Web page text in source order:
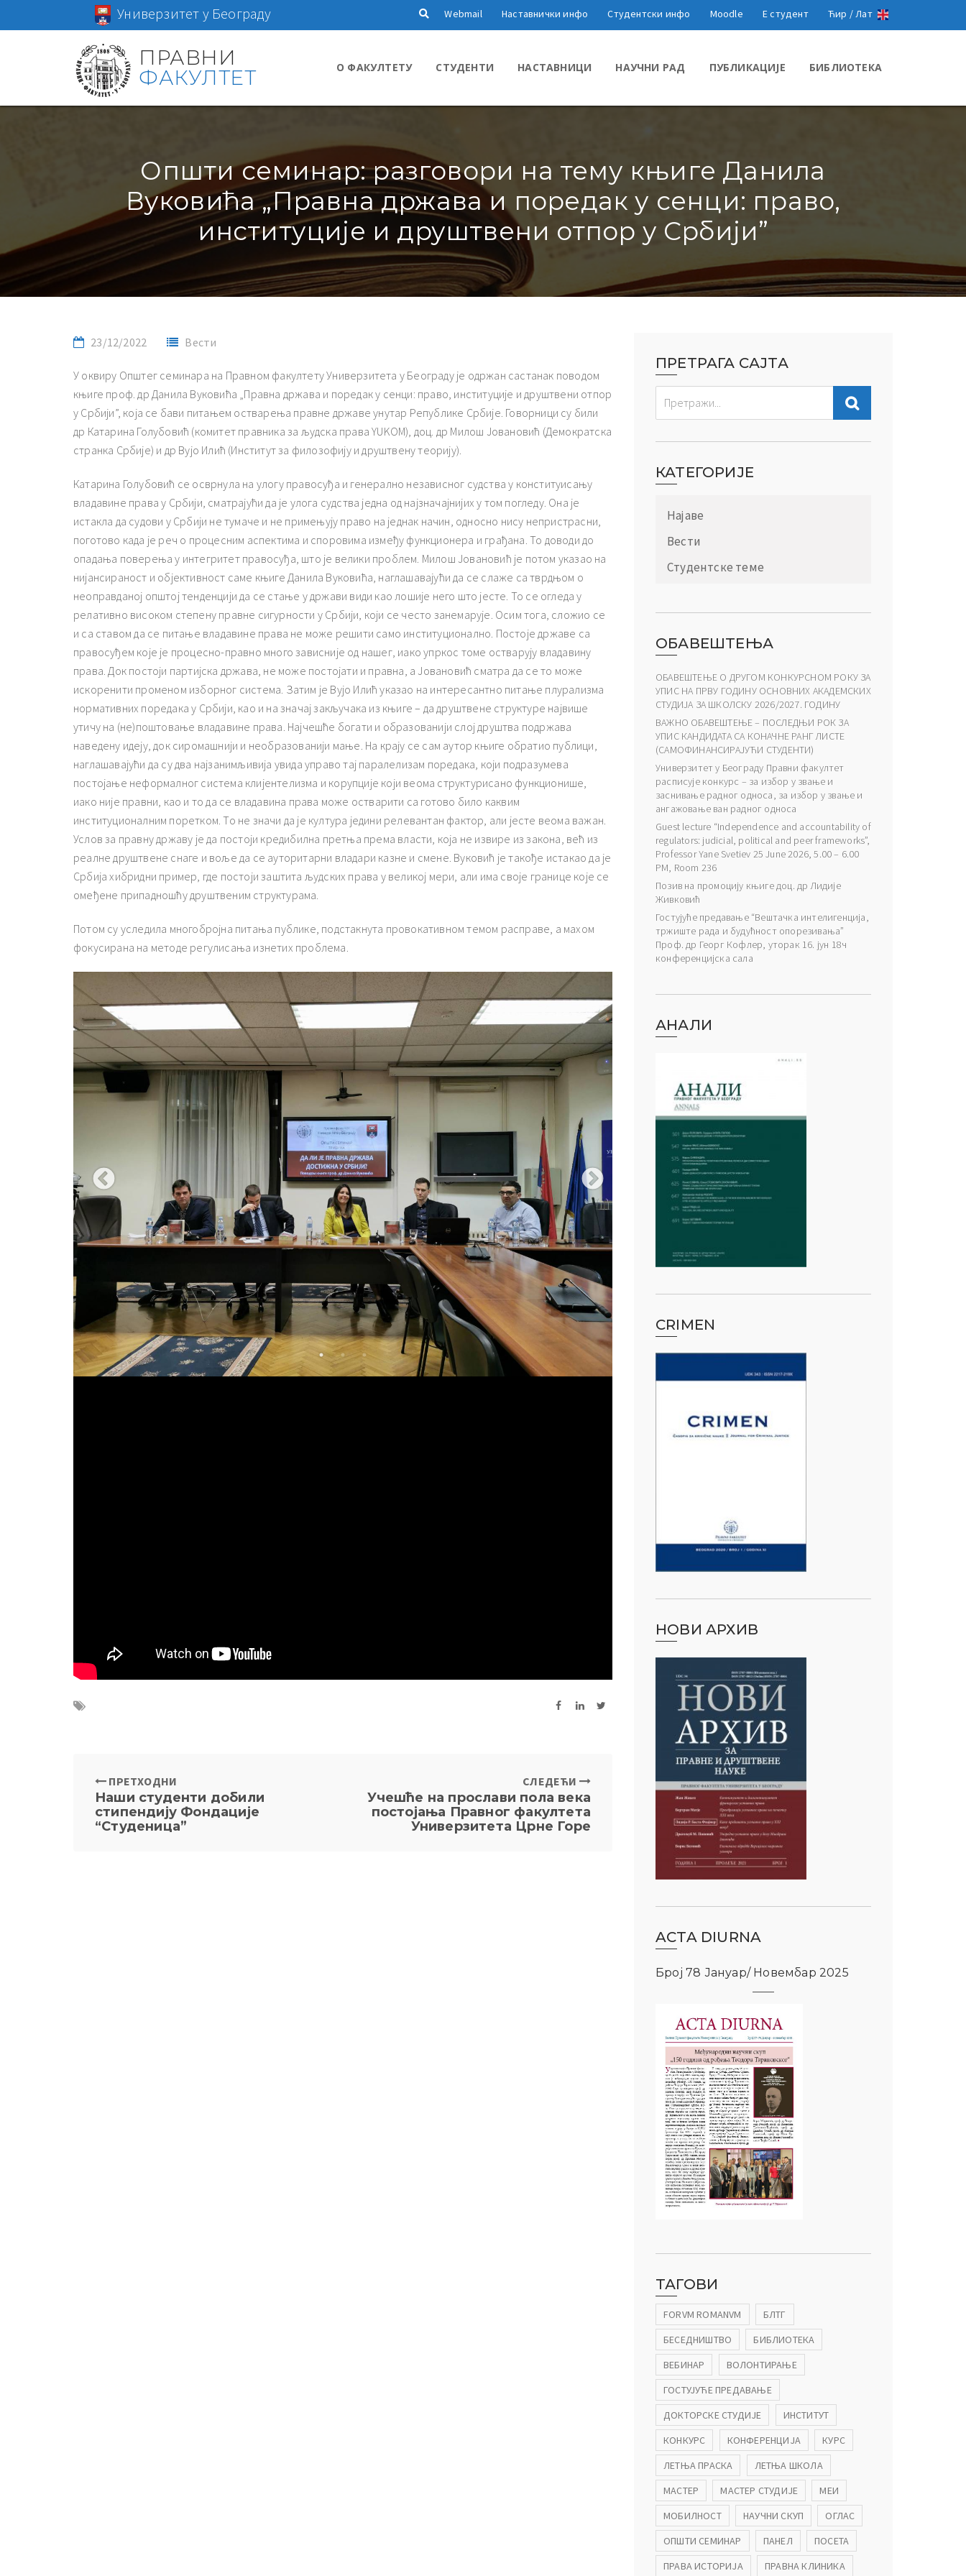
Универзитет у Београду Webmail Наставнички инфо Студентски инфо Moodle Е студент Ћир /Лат
ПРАВНИ
ФАКУЛТЕТ
О ФАКУЛТЕТУ СТУДЕНТИ НАСТАВНИЦИ НАУЧНИ РАД ПУБЛИКАЦИЈЕ БИБЛИОТЕКА
Општи семинар: разговори на тему књиге Данила
Вуковића „Правна држава и поредак у сенци: право,
институције и друштвени отпор у Србији”
23/12/2022 Вести
У оквиру Општег семинара на Правном факултету Универзитета у Београду је одржан састанак поводом
књиге проф. др Данила Вуковића „Правна држава и поредак у сенци: право, институције и друштвени отпор
у Србији”, која се бави питањем остварења правне државе унутар Републике Србије. Говорници су били
др Катарина Голубовић (комитет правника за људска права YUKOM), доц. др Милош Јовановић (Демократска
странка Србије) и др Вујо Илић (Институт за филозофију и друштвену теорију).
Катарина Голубовић се осврнула на улогу правосуђа и генерално независног судства у конституисању
владавине права у Србији, сматрајући да је улога судства једна од најзначајнијих у том погледу. Она је
истакла да судови у Србији не тумаче и не примењују право на једнак начин, односно нису непристрасни,
поготово када је реч о процесним аспектима и споровима између функционера и грађана. То доводи до
опадања поверења у интегритет правосуђа, што је велики проблем. Милош Јовановић је потом указао на
нијансираност и објективност саме књиге Данила Вуковића, наглашавајући да се слаже са тврдњом о
неоправданој општој тенденцији да се стање у држави види као лошије него што јесте. То се огледа у
релативно високом степену правне сигурности у Србији, који се често занемарује. Осим тога, сложио се
и са ставом да се питање владавине права не може решити само институционално. Постоје државе са
правосуђем које је процесно-правно много зависније од нашег, иако упркос томе остварују владавину
права. Док постоји партијска држава, не може постојати и правна, а Јовановић сматра да се то може
искоренити променом изборног система. Затим је Вујо Илић указао на интересантно питање плурализма
нормативних поредака у Србији, као и на значај закључака из књиге – да друштвене структуре највише
утичу на (не)поштовање владавине права. Најчешће богати и образованији слој друштва подржава
наведену идеју, док сиромашнији и необразованији мање. На крају се сам аутор књиге обратио публици,
наглашавајући да су два најзанимљивија увида управо тај паралелизам поредака, који подразумева
постојање неформалног система клијентелизма и корупције који веома структурисано функционише,
иако није правни, као и то да се владавина права може остварити са готово било каквим
институционалним поретком. То не значи да је култура једини релевантан фактор, али јесте веома важан.
Услов за правну државу је да постоји кредибилна претња према власти, која не извире из закона, већ из
реалне друштвене снаге и воље да се ауторитарни владари казне и смене. Вуковић је такође истакао да је
Србија хибридни пример, где постоји заштита људских права у великој мери, али има своје границе које се
омеђене припадношћу друштвеним структурама.
Потом су уследила многобројна питања публике, подстакнута провокативном темом расправе, а махом
фокусирана на методе регулисања изнетих проблема.
ПРЕТХОДНИ
Наши студенти добили
стипендију Фондације
“Студеница”
СЛЕДЕЋИ
Учешће на прослави пола века
постојања Правног факултета
Универзитета Црне Горе
ПРЕТРАГА САЈТА
КАТЕГОРИЈЕ
Најаве
Вести
Студентске теме
ОБАВЕШТЕЊА
ОБАВЕШТЕЊЕ О ДРУГОМ КОНКУРСНОМ РОКУ ЗА
УПИС НА ПРВУ ГОДИНУ ОСНОВНИХ АКАДЕМСКИХ
СТУДИЈА ЗА ШКОЛСКУ 2026/2027. ГОДИНУ
ВАЖНО ОБАВЕШТЕЊЕ – ПОСЛЕДЊИ РОК ЗА
УПИС КАНДИДАТА СА КОНАЧНЕ РАНГ ЛИСТЕ
(САМОФИНАНСИРАЈУЋИ СТУДЕНТИ)
Универзитет у Београду Правни факултет
расписује конкурс – за избор у звање и
заснивање радног односа, за избор у звање и
ангажовање ван радног односа
Guest lecture “Independence and accountability of
regulators: judicial, political and peer frameworks”,
Professor Yane Svetiev 25 June 2026, 5.00 – 6.00
PM, Room 236
Позив на промоцију књиге доц. др Лидије
Живковић
Гостујуће предавање “Вештачка интелигенција,
тржиште рада и будућност опорезивања”
Проф. др Георг Кофлер, уторак 16. јун 18ч
конференцијска сала
АНАЛИ
CRIMEN
НОВИ АРХИВ
ACTA DIURNA
Број 78 Јануар/ Новембар 2025
ТАГОВИ
FORVM ROMANVM
БЛТГ
БЕСЕДНИШТВО
БИБЛИОТЕКА
ВЕБИНАР
ВОЛОНТИРАЊЕ
ГОСТУЈУЋЕ ПРЕДАВАЊЕ
ДОКТОРСКЕ СТУДИЈЕ
ИНСТИТУТ
КОНКУРС
КОНФЕРЕНЦИЈА
КУРС
ЛЕТЊА ПРАСКА
ЛЕТЊА ШКОЛА
МАСТЕР
МАСТЕР СТУДИЈЕ
МЕИ
МОБИЛНОСТ
НАУЧНИ СКУП
ОГЛАС
ОПШТИ СЕМИНАР
ПАНЕЛ
ПОСЕТА
ПРАВА ИСТОРИЈА
ПРАВНА КЛИНИКА